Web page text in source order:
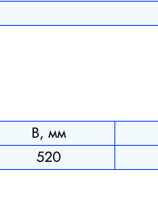
В, мм
520